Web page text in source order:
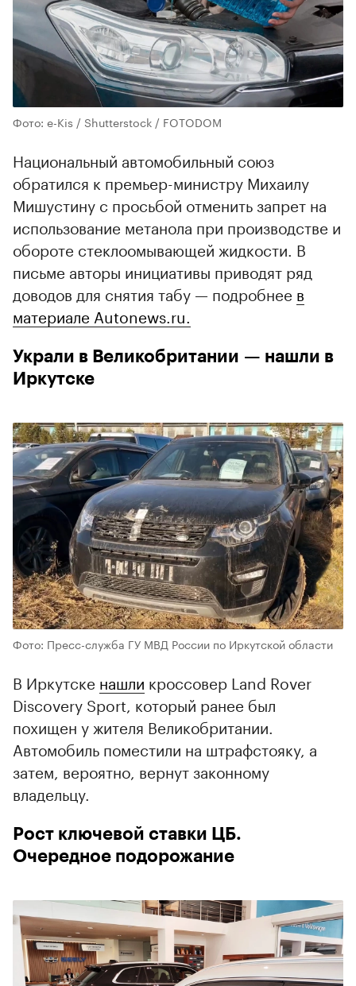
Фото: e-Kis / Shutterstock / FOTODOM
Национальный автомобильный союз
обратился к премьер-министру Михаилу
Мишустину с просьбой отменить запрет на
использование метанола при производстве и
обороте стеклоомывающей жидкости. В
письме авторы инициативы приводят ряд
доводов для снятия табу — подробнее в
материале Autonews.ru.
Украли в Великобритании — нашли в
Иркутске
Фото: Пресс-служба ГУ МВД России по Иркутской области
В Иркутске нашли кроссовер Land Rover
Discovery Sport, который ранее был
похищен у жителя Великобритании.
Автомобиль поместили на штрафстояку, а
затем, вероятно, вернут законному
владельцу.
Рост ключевой ставки ЦБ.
Очередное подорожание